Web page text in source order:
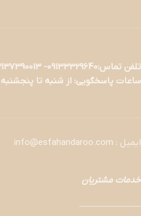
تلفن تماس:09133329640- 03137390013
ساعات پاسخگویی: از شنبه تا پنجشنبه 9 صبح الی 13 و 17 الی 21
ایمیل : info@esfahandaroo.com
خدمات مشتریان
———————